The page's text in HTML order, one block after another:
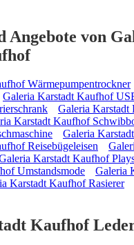
Angebote von
Wärmepumpentrockner
Galeria Karstadt Kaufhof
Galeria Karstadt
Karstadt Kaufhof
Galeria
Reisebügeleisen
Karstadt Kaufhof
Umstandsmode
Galeria
Karstadt Kaufhof Rasierer
Kaufhof